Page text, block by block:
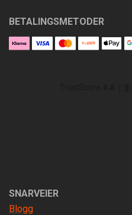
BETALINGSMETODER
SNARVEIER
Blogg